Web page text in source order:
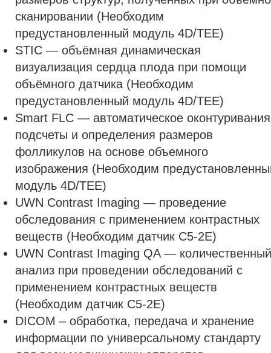
сканировании (Необходим
предустановленный модуль 4D/TEE)
STIC — объёмная динамическая
визуализация сердца плода при помощи
объёмного датчика (Необходим
предустановленный модуль 4D/TEE)
Smart FLC — автоматическое
подсчеты и определения размеров
фолликулов на основе объемного
изображения (Необходим
модуль 4D/TEE)
UWN Contrast Imaging — проведение
обследования с применением контрастных
веществ (Необходим датчик C5-2E)
UWN Contrast Imaging QA — количественный
анализ при проведении обследований с
применением контрастных веществ
(Необходим датчик C5-2E)
DICOM – обработка, передача и хранение
информации по универсальному стандарту